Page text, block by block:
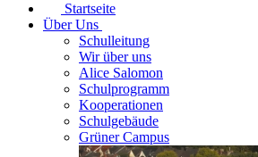
Startseite
Über Uns
Schulleitung
Wir über uns
Alice Salomon
Schulprogramm
Kooperationen
Schulgebäude
Grüner Campus